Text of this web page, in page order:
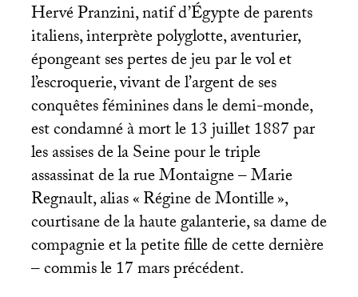
Hervé Pranzini, natif d’Égypte de parents
italiens, interprète polyglotte, aventurier,
épongeant ses pertes de jeu par le vol et
l’escroquerie, vivant de l’argent de ses
conquêtes féminines dans le demi-monde,
est condamné à mort le 13 juillet 1887 par
les assises de la Seine pour le triple
assassinat de la rue Montaigne – Marie
Regnault, alias «Régine de Montille»,
courtisane de la haute galanterie, sa dame de
compagnie et la petite fille de cette dernière
– commis le 17 mars précédent.